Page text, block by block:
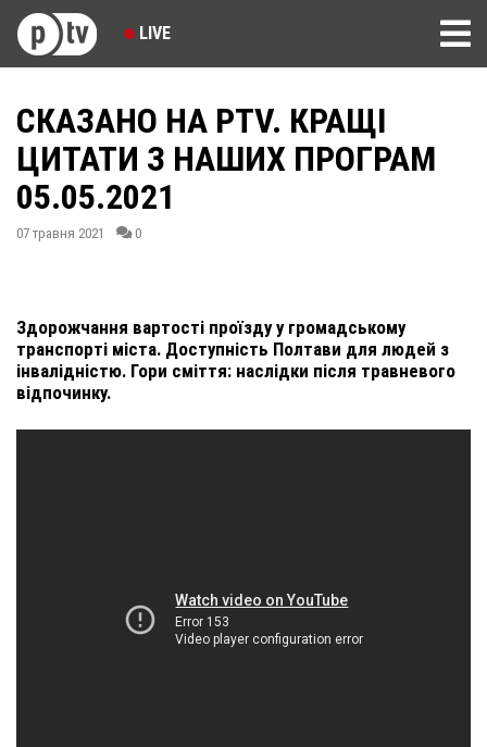
LIVE
СКАЗАНО НА PTV. КРАЩІ
ЦИТАТИ З НАШИХ ПРОГРАМ
05.05.2021
07 травня 2021 0
Здорожчання вартості проїзду у громадському
транспорті міста. Доступність Полтави для людей з
інвалідністю. Гори сміття: наслідки після травневого
відпочинку.